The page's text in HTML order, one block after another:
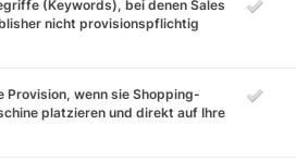
(Keywords), bei denen Sales
nicht provisionspflichtig
Provision, wenn sie Shopping-
platzieren und direkt auf Ihre